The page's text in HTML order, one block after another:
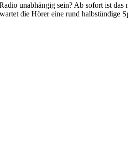
unabhängig sein? Ab sofort ist
die Hörer eine rund halbstündige